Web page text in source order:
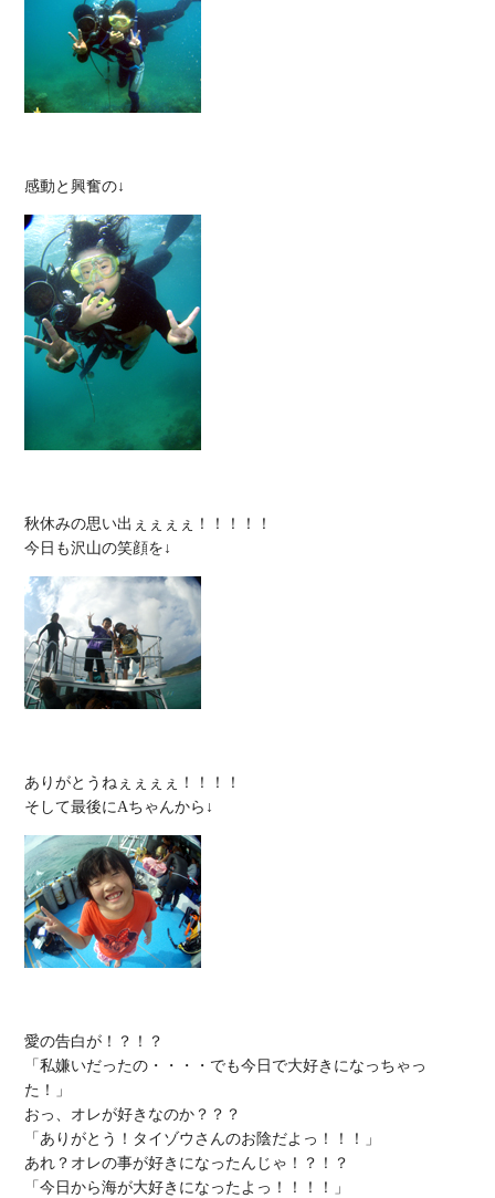
秋休みの思い出ぇぇぇぇ！！！！！
ありがとうねぇぇぇぇ！！！！
愛の告白が！？！？
「私嫌いだったの・・・・でも今日で大好きになっちゃっ
た！」
おっ、オレが好きなのか？？？
「ありがとう！タイゾウさんのお陰だよっ！！！」
あれ？オレの事が好きになったんじゃ！？！？
「今日から海が大好きになったよっ！！！！」